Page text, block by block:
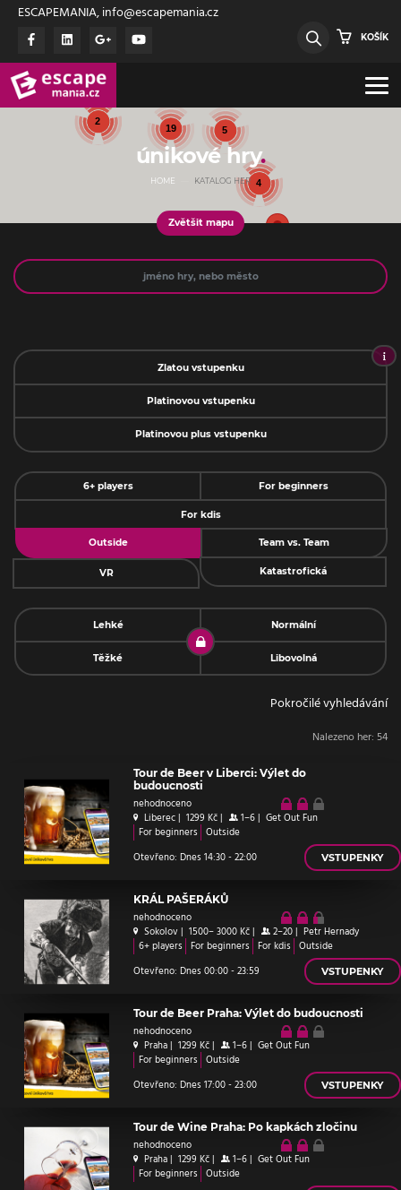
ESCAPEMANIA, info@escapemania.cz
KOŠÍK
21
10
2
19
4
5
Zvětšit mapu
únikové hry
HOME KATALOG HER
Jméno
Zlatou vstupenku
Platinovou vstupenku
Platinovou plus vstupenku
6+ players For beginners
For kdis
Outside Team vs. Team
VR Katastrofická
Lehké Normální
Těžké Libovolná
Pokročilé vyhledávání
Nalezeno her: 54
Tour de Beer v Liberci: Výlet do
budoucnosti
nehodnoceno
Liberec| 1299 Kč| 1–6| Get Out Fun
For beginners Outside
Otevřeno: Dnes 14:30 - 22:00
VSTUPENKY
KRÁL PAŠERÁKŮ
nehodnoceno
Sokolov| 1500– 3000 Kč| 2–20| Petr Hernady
6+ players For beginners For kdis Outside
Otevřeno: Dnes 00:00 - 23:59
VSTUPENKY
Tour de Beer Praha: Výlet do budoucnosti
nehodnoceno
Praha| 1299 Kč| 1–6| Get Out Fun
For beginners Outside
Otevřeno: Dnes 17:00 - 23:00
VSTUPENKY
Tour de Wine Praha: Po kapkách zločinu
nehodnoceno
Praha| 1299 Kč| 1–6| Get Out Fun
For beginners Outside